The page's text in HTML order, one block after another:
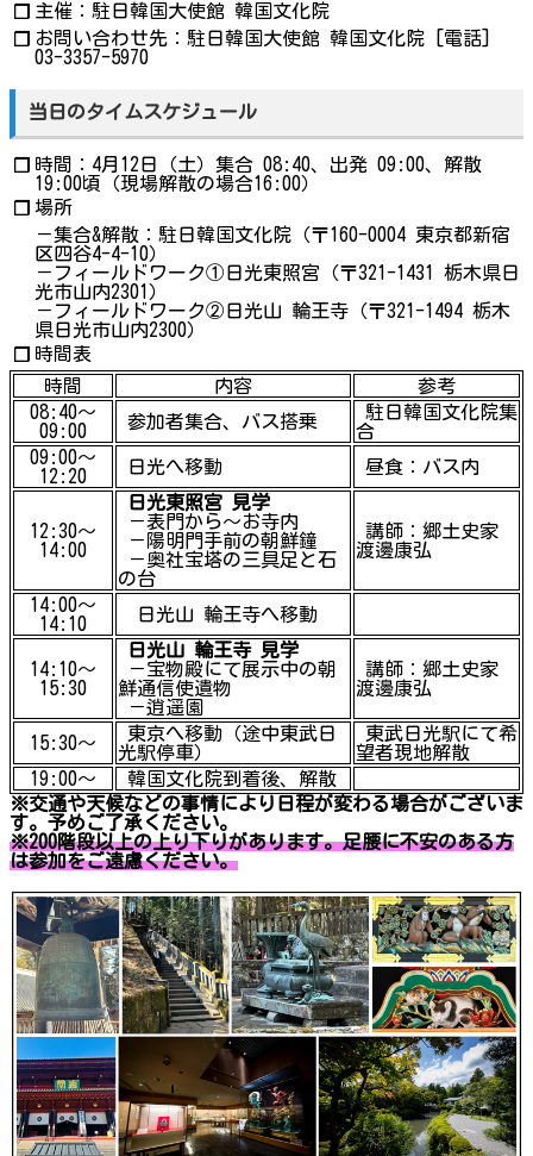
❐ 主催：駐日韓国大使館 韓国文化院
❐ お問い合わせ先：駐日韓国大使館 韓国文化院 [電話]
03-3357-5970
当日のタイムスケジュール
❐ 時間：4月12日（土）集合 08:40、出発 09:00、解散
19:00頃（現場解散の場合16:00）
❐ 場所
－集合&解散：駐日韓国文化院（〒160-0004 東京都新宿
区四谷4-4-10）
－フィールドワーク①日光東照宮（〒321-1431 栃木県日
光市山内2301）
－フィールドワーク②日光山 輪王寺（〒321-1494 栃木
県日光市山内2300）
❐ 時間表
時間
内容
参考
08:40～
09:00
参加者集合、バス搭乗
駐日韓国文化院集
合
09:00～
12:20
日光へ移動 昼食：バス内
12:30～
14:00
日光東照宮 見学
－表門から～お寺内
－陽明門手前の朝鮮鐘
－奥社宝塔の三具足と石
の台
講師：郷土史家
渡邊康弘
14:00～
14:10
日光山 輪王寺へ移動
14:10～
15:30
日光山 輪王寺 見学
－宝物殿にて展示中の朝
鮮通信使遺物
－逍遥園
講師：郷土史家
渡邊康弘
15:30～
東京へ移動（途中東武日
光駅停車）
東武日光駅にて希
望者現地解散
19:00～
韓国文化院到着後、解散
※交通や天候などの事情により日程が変わる場合がございま
す。予めご了承ください。
※200階段以上の上り下りがあります。足腰に不安のある方
は参加をご遠慮ください。